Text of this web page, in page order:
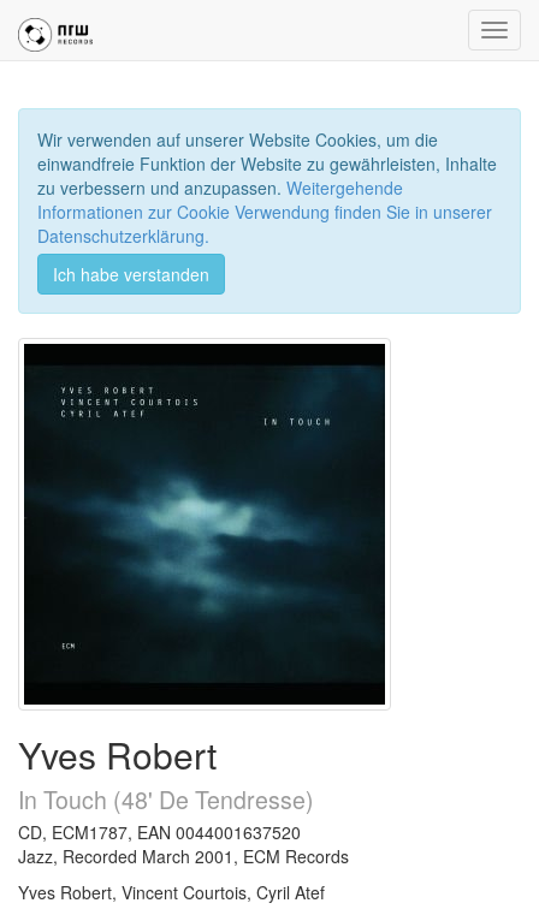
Wir verwenden auf unserer Website Cookies, um die
einwandfreie Funktion der Website zu gewährleisten, Inhalte
zu verbessern und anzupassen. Weitergehende
Informationen zur Cookie Verwendung finden Sie in unserer
Datenschutzerklärung.
Ich habe verstanden
Yves Robert
In Touch (48' De Tendresse)
CD, ECM1787, EAN 0044001637520
Jazz, Recorded March 2001, ECM Records
Yves Robert, Vincent Courtois, Cyril Atef